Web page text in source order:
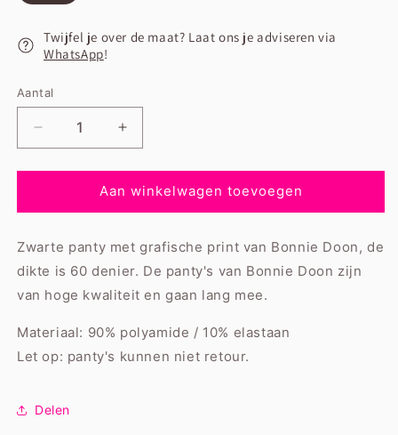
Twijfel je over de maat? Laat ons je adviseren via
WhatsApp!
Aantal
Aantal
verlagen
voor
Doon
Grapic
Tights
Aantal
verhogen
voor
Bonnie
Doon
Grapic
Tights
Aan winkelwagen toevoegen
Zwarte panty met grafische print van Bonnie Doon, de
dikte is 60 denier. De panty's van Bonnie Doon zijn
van hoge kwaliteit en gaan lang mee.
Materiaal: 90% polyamide / 10% elastaan
Let op: panty's kunnen niet retour.
Delen